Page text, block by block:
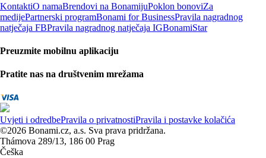
KontaktiO namaBrendovi na BonamijuPoklon bonoviZa
medijePartnerski programBonami for BusinessPravila nagradnog
natječaja FBPravila nagradnog natječaja IGBonamiStar
Preuzmite mobilnu aplikaciju
Pratite nas na društvenim mrežama
Uvjeti i odredbePravila o privatnostiPravila i postavke kolačića
©2026 Bonami.cz, a.s. Sva prava pridržana.
Thámova 289/13, 186 00 Prag
Češka